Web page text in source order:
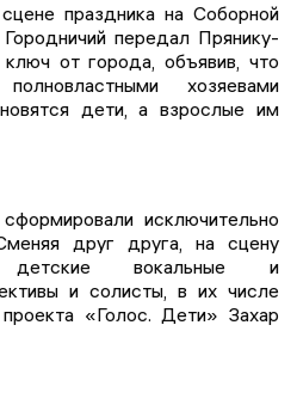
праздника на Соборной
передал Прянику-
от города, объявив, что
хозяевами
дети, а взрослые им
исключительно
друг друга, на сцену
вокальные и
и солисты, в их числе
«Голос. Дети» Захар